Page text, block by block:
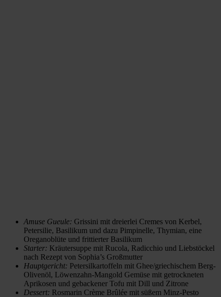
Amuse Gueule: Grissini mit dreierlei Cremes von Kerbel,
Petersilie, Basilikum und dazu Pimpinelle, Thymian, eine
Oreganoblüte und frittierter Basilikum
Starter: Kräutersuppe mit Rucola, Radicchio und Liebstöckel
nach Rezept von Sophia’s Großmutter
Hauptgericht: Petersilkartoffeln mit Ghee/griechischem Berg-
Olivenöl, Löwenzahn-Mangold Gemüse mit getrockneten
Aprikosen und gebackener Tofu mit Dill und Zitrone
Dessert: Rosmarin Crème Brûlée mit süßem Minz-Pesto